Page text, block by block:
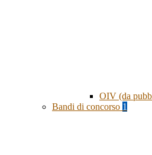
OIV (da
Bandi di concorso 1